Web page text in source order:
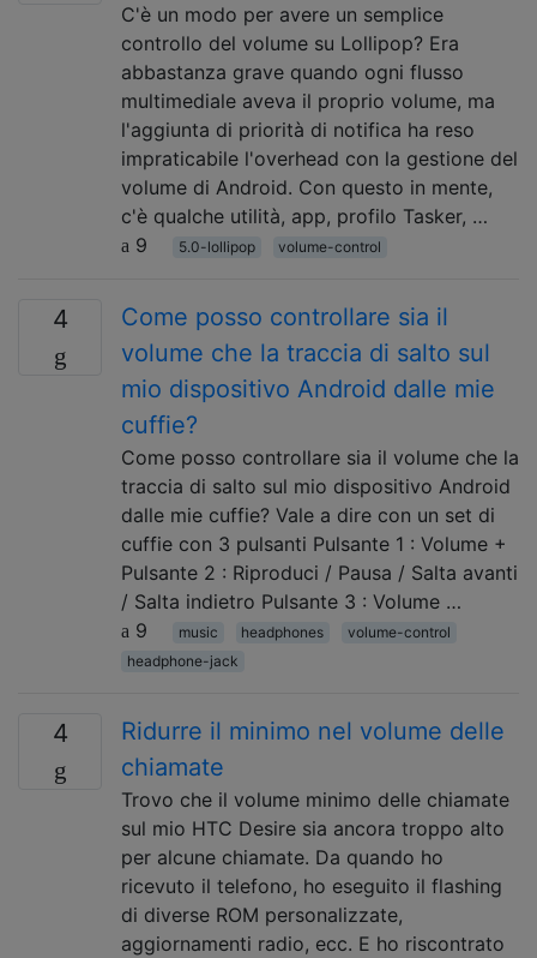
C'è un modo per avere un semplice
controllo del volume su Lollipop? Era
abbastanza grave quando ogni flusso
multimediale aveva il proprio volume, ma
l'aggiunta di priorità di notifica ha reso
impraticabile l'overhead con la gestione del
volume di Android. Con questo in mente,
c'è qualche utilità, app, profilo Tasker, …
9
5.0-lollipop volume-control
4
Come posso controllare sia il
volume che la traccia di salto sul
mio dispositivo Android dalle mie
cuffie?
Come posso controllare sia il volume che la
traccia di salto sul mio dispositivo Android
dalle mie cuffie? Vale a dire con un set di
cuffie con 3 pulsanti Pulsante 1 : Volume +
Pulsante 2 : Riproduci / Pausa / Salta avanti
/ Salta indietro Pulsante 3 : Volume …
9
music headphones
volume-control
headphone-jack
4
Ridurre il minimo nel volume delle
chiamate
Trovo che il volume minimo delle chiamate
sul mio HTC Desire sia ancora troppo alto
per alcune chiamate. Da quando ho
ricevuto il telefono, ho eseguito il flashing
di diverse ROM personalizzate,
aggiornamenti radio, ecc. E ho riscontrato